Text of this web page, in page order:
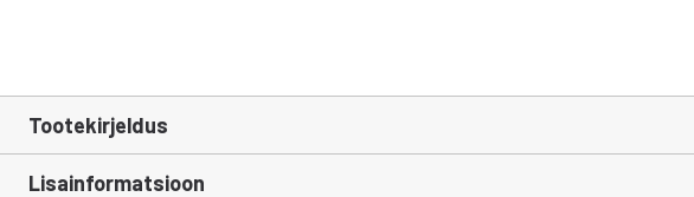
Tootekirjeldus
Lisainformatsioon